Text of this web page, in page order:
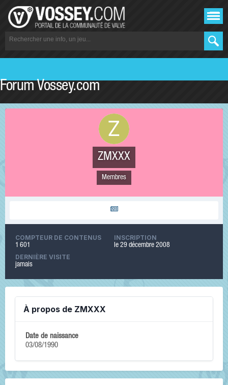
Forum Vossey.com
ZMXXX
Membres
COMPTEUR DE CONTENUS
1 601
INSCRIPTION
le 29 décembre 2008
DERNIÈRE VISITE
jamais
À propos de ZMXXX
Date de naissance
03/08/1990